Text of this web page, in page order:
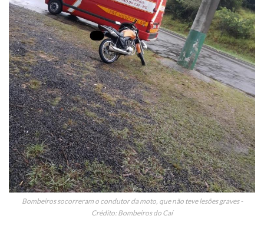
Bombeiros socorreram o condutor da moto, que não teve lesões graves -
Crédito: Bombeiros do Caí